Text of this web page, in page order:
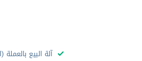
آلة البيع